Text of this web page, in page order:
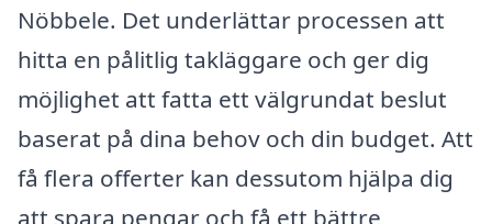
Nöbbele. Det underlättar processen att
hitta en pålitlig takläggare och ger dig
möjlighet att fatta ett välgrundat beslut
baserat på dina behov och din budget. Att
få flera offerter kan dessutom hjälpa dig
att spara pengar och få ett bättre